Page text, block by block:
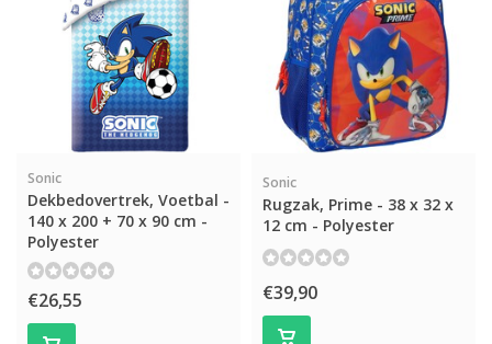
Sonic
Dekbedovertrek, Voetbal -
140 x 200 + 70 x 90 cm -
Polyester
€26,55
Sonic
Rugzak, Prime - 38 x 32 x
12 cm - Polyester
€39,90